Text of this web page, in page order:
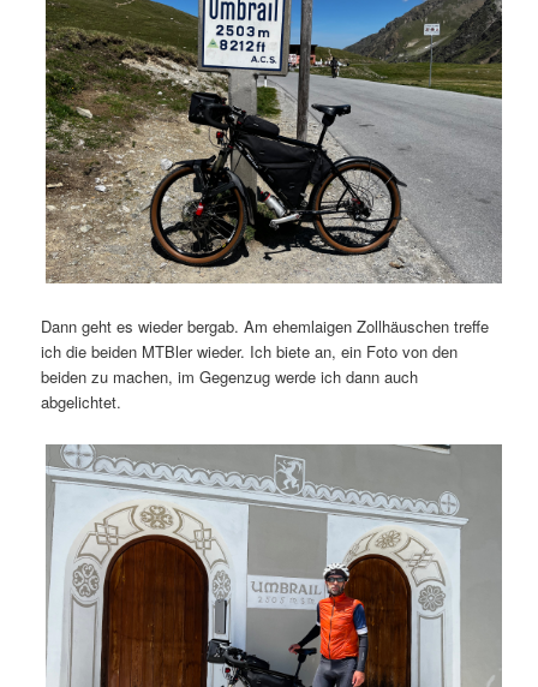
Dann geht es wieder bergab. Am ehemlaigen Zollhäuschen treffe
ich die beiden MTBler wieder. Ich biete an, ein Foto von den
beiden zu machen, im Gegenzug werde ich dann auch
abgelichtet.